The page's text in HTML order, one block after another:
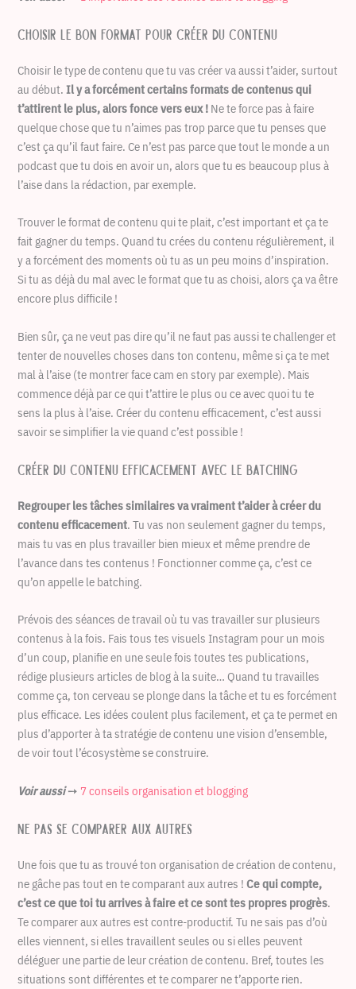
Choisir le bon format pour créer du contenu
Choisir le type de contenu que tu vas créer va aussi t’aider, surtout
au début.Il y a forcément certains formats de contenus qui
t’attirent le plus, alors fonce vers eux ! Ne te force pas à faire
quelque chose que tu n’aimes pas trop parce que tu penses que
c’est ça qu’il faut faire. Ce n’est pas parce que tout le monde a un
podcast que tu dois en avoir un, alors que tu es beaucoup plus à
l’aise dans la rédaction, par exemple.
Trouver le format de contenu qui te plait, c’est important et ça te
fait gagner du temps. Quand tu crées du contenu régulièrement, il
y a forcément des moments où tu as un peu moins d’inspiration.
Si tu as déjà du mal avec le format que tu as choisi, alors ça va être
encore plus difficile !
Bien sûr, ça ne veut pas dire qu’il ne faut pas aussi te challenger et
tenter de nouvelles choses dans ton contenu, même si ça te met
mal à l’aise (te montrer face cam en story par exemple). Mais
commence déjà par ce qui t’attire le plus ou ce avec quoi tu te
sens la plus à l’aise. Créer du contenu efficacement, c’est aussi
savoir se simplifier la vie quand c’est possible !
Créer du contenu efficacement avec le batching
Regrouper les tâches similaires va vraiment t’aider à créer du
contenu efficacement. Tu vas non seulement gagner du temps,
mais tu vas en plus travailler bien mieux et même prendre de
l’avance dans tes contenus ! Fonctionner comme ça, c’est ce
qu’on appelle le batching.
Prévois des séances de travail où tu vas travailler sur plusieurs
contenus à la fois. Fais tous tes visuels Instagram pour un mois
d’un coup, planifie en une seule fois toutes tes publications,
rédige plusieurs articles de blog à la suite… Quand tu travailles
comme ça, ton cerveau se plonge dans la tâche et tu es forcément
plus efficace. Les idées coulent plus facilement, et ça te permet en
plus d’apporter à ta stratégie de contenu une vision d’ensemble,
de voir tout l’écosystème se construire.
Voir aussi➙ 7 conseils organisation et blogging
Ne pas se comparer aux autres
Une fois que tu as trouvé ton organisation de création de contenu,
ne gâche pas tout en te comparant aux autres !Ce qui compte,
c’est ce que toi tu arrives à faire et ce sont tes propres progrès.
Te comparer aux autres est contre-productif. Tu ne sais pas d’où
elles viennent, si elles travaillent seules ou si elles peuvent
déléguer une partie de leur création de contenu. Bref, toutes les
situations sont différentes et te comparer ne t’apporte rien.